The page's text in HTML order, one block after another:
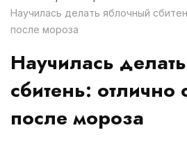
Научилась делать яблочный
после мороза
Научилась
сбитень: отлично
после мороза